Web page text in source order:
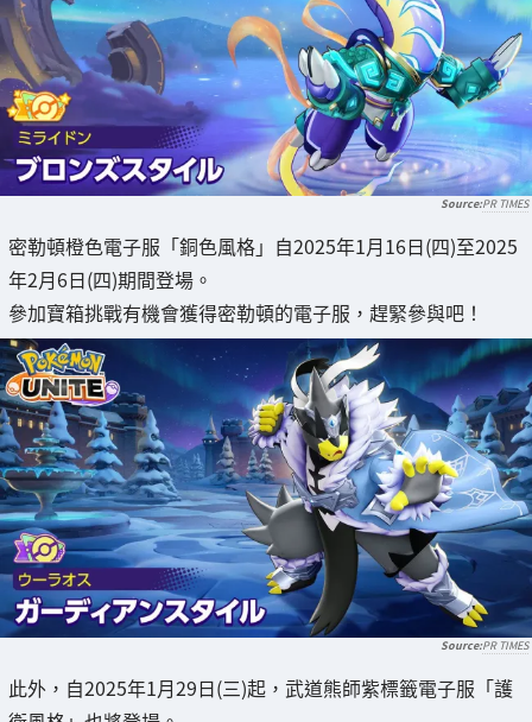
PR TIMES
密勒頓橙色電子服「銅色風格」自2025年1月16日(四)至2025
年2月6日(四)期間登場。
參加寶箱挑戰有機會獲得密勒頓的電子服，趕緊參與吧！
PR TIMES
此外，自2025年1月29日(三)起，武道熊師紫標籤電子服「護